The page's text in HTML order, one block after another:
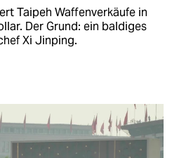
Taipeh Waffenverkäufe in
Der Grund: ein baldiges
Xi Jinping.